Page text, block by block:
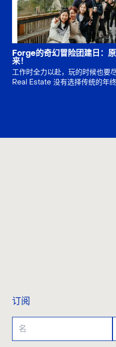
Forge的奇幻冒险团建日：
来！
工作时全力以赴，玩的时候也要
Real Estate 没有选择传统的年
订阅